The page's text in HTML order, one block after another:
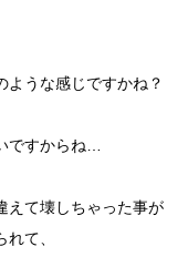
ような感じですかね？
ですからね…
えて壊しちゃった事が
て、